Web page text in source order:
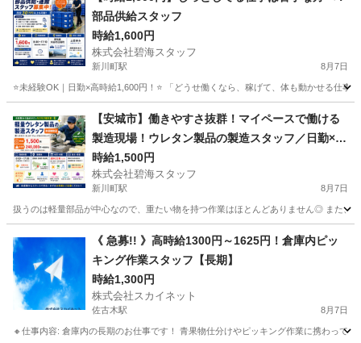
部品供給スタッフ
時給1,600円
株式会社碧海スタッフ
新川町駅 8月7日
⭐未経験OK｜日勤×高時給1,600円！⭐ 「どうせ働くなら、稼げて、体も動かせる仕
新川町駅 工場 スタッフ
【安城市】働きやすさ抜群！マイペースで働ける
製造現場！ウレタン製品の製造スタッフ／日勤×残
業ほぼなし×高時給1,400円
時給1,500円
株式会社碧海スタッフ
新川町駅 8月7日
扱うのは軽量部品が中心なので、重たい物を持つ作業はほとんどありません◎ また、
新川町駅 工場
《 急募!! 》高時給1300円～1625円！倉庫内ピッ
キング作業スタッフ【長期】
時給1,300円
株式会社スカイネット
佐古木駅 8月7日
🔸仕事内容: 倉庫内の長期のお仕事です！ 青果物仕分けやピッキング作業に携わって